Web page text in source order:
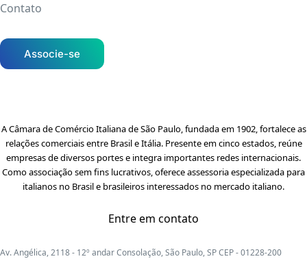
Contato
Associe-se
A Câmara de Comércio Italiana de São Paulo, fundada em 1902, fortalece as
relações comerciais entre Brasil e Itália. Presente em cinco estados, reúne
empresas de diversos portes e integra importantes redes internacionais.
Como associação sem fins lucrativos, oferece assessoria especializada para
italianos no Brasil e brasileiros interessados no mercado italiano.
Entre em contato
Av. Angélica, 2118 - 12º andar Consolação, São Paulo, SP CEP - 01228-200